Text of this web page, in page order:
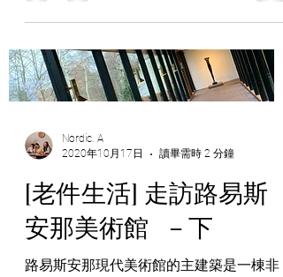
Convercycle公司推出的二合一自行車，為
個人運輸提供新的選擇，使單車出行更加
實用，在使用上也更節省空間和靈活。他
們認為，應該將...
Nordic. A
2020年10月17日
讀畢需時 2 分鐘
[老件生活] 走訪路易斯
安那美術館 －下
路易斯安那現代美術館的主建築是一棟非